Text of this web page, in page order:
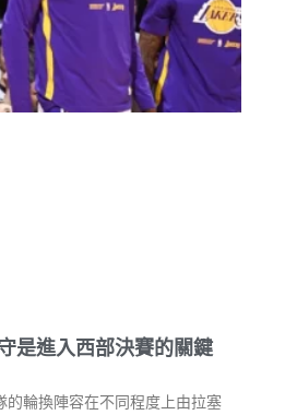
是進入西部決賽的關鍵
的輪換陣容在不同程度上由拉塞